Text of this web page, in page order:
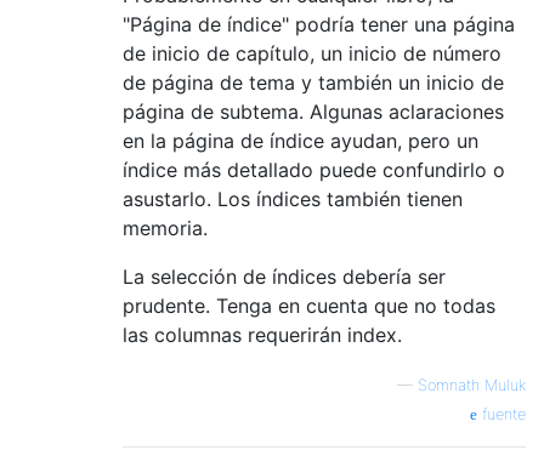
"Página de índice" podría tener una página
de inicio de capítulo, un inicio de número
de página de tema y también un inicio de
página de subtema. Algunas aclaraciones
en la página de índice ayudan, pero un
índice más detallado puede confundirlo o
asustarlo. Los índices también tienen
memoria.
La selección de índices debería ser
prudente. Tenga en cuenta que no todas
las columnas requerirán index.
— Somnath Muluk
fuente